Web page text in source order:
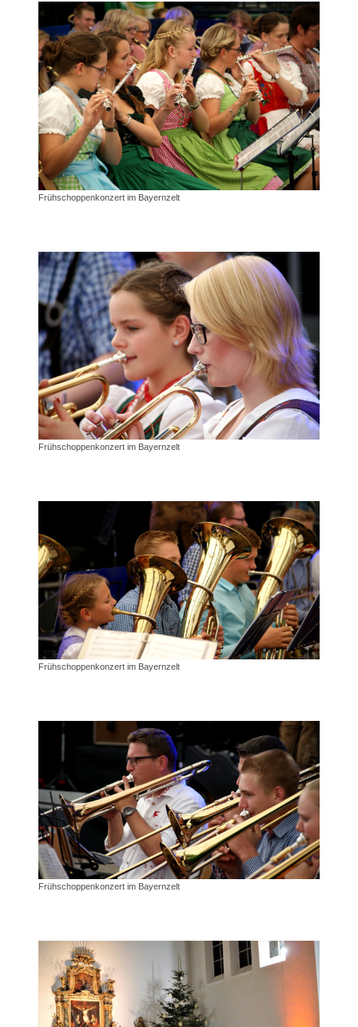
Frühschoppenkonzert im Bayernzelt
Frühschoppenkonzert im Bayernzelt
Frühschoppenkonzert im Bayernzelt
Frühschoppenkonzert im Bayernzelt